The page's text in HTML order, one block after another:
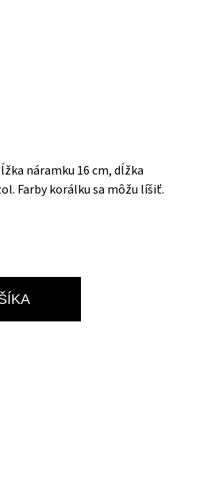
náramku 16 cm, dĺžka
Farby korálku sa môžu líšiť.